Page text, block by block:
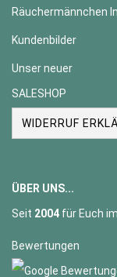
Räuchermännchen
Kundenbilder
Unser neuer
SALESHOP
WIDERRUF
ÜBER UNS...
Seit 2004 für Euch
Bewertungen